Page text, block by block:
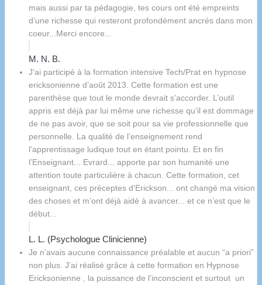
mais aussi par ta pédagogie, tes cours ont été empreints
d’une richesse qui resteront profondément ancrés dans mon
coeur...Merci encore...
M. N. B.
J’ai participé à la formation intensive Tech/Prat en hypnose
ericksonienne d’août 2013. Cette formation est une
parenthèse que tout le monde devrait s’accorder. L’outil
appris est déjà par lui même une richesse qu’il est dommage
de ne pas avoir, que se soit pour sa vie professionnelle que
personnelle. La qualité de l’enseignement rend
l’apprentissage ludique tout en étant pointu. Et en fin
l’Enseignant... Evrard... apporte par son humanité une
attention toute particulière à chacun. Cette formation, cet
enseignant, ces préceptes d’Erickson... ont changé ma vision
des choses et m’ont déjà aidé à avancer... et ce n’est que le
début...
L. L. (Psychologue Clinicienne)
Je n’avais aucune connaissance préalable et aucun “a priori”
non plus. J’ai réalisé grâce à cette formation en Hypnose
Ericksonienne , la puissance de l’inconscient et surtout un